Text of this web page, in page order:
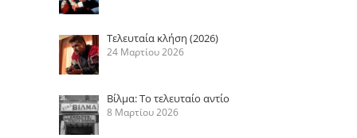
Τελευταία κλήση (2026)
24 Μαρτίου 2026
Βίλμα: Το τελευταίο αντίο
8 Μαρτίου 2026